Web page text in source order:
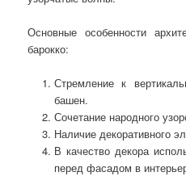
Основные особенности
барокко:
Стремление к
башен.
Сочетание народного
Наличие декоративного
В качество декора
перед фасадом в